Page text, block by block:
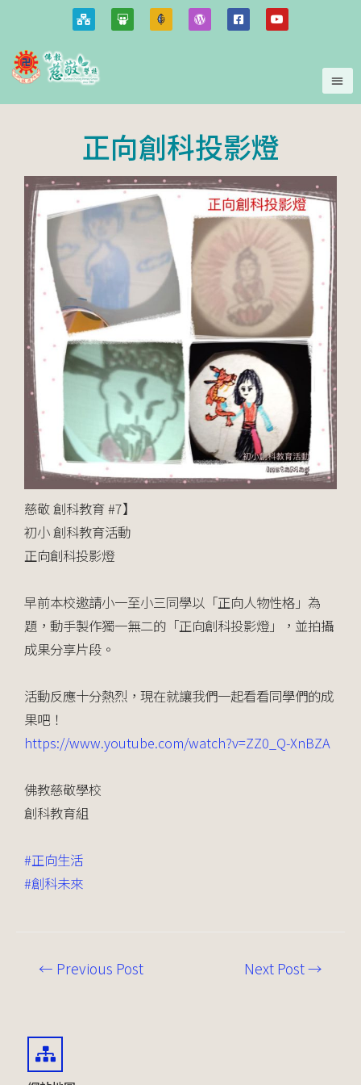
正向創科投影燈
慈敬 創科教育 #7】
初小 創科教育活動
正向創科投影燈
早前本校邀請小一至小三同學以「正向人物性格」為
題，動手製作獨一無二的「正向創科投影燈」，並拍攝
成果分享片段。
活動反應十分熱烈，現在就讓我們一起看看同學們的成
果吧！
https://www.youtube.com/watch?v=ZZ0_Q-XnBZA
佛教慈敬學校
創科教育組
#正向生活
#創科未來
← Previous Post Next Post→